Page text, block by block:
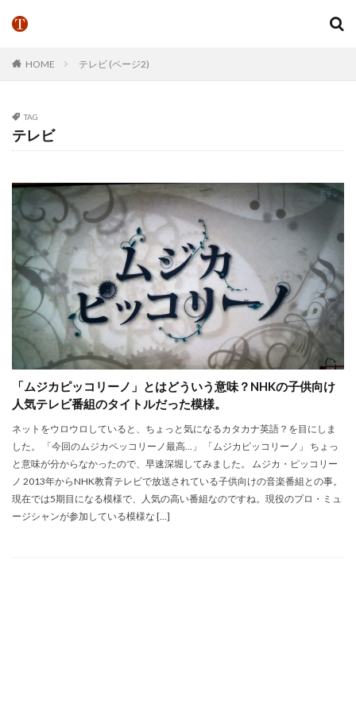
HOME テレビ (ページ2)
TAG
テレビ
「ムジカピッコリーノ」とはどういう意味？NHKの子供向け
人気テレビ番組のタイトルだった模様。
ネットをウロウロしていると、ちょっと気になるカタカナ英語？を目にしま
した。 「今回のムジカペッコリーノ最高…」 「ムジカピッコリーノ」 ちょっ
と意味が分からなかったので、早速深堀してみました。 ムジカ・ピッコリー
ノ 2013年からNHK教育テレビで放送されている子供向けの音楽番組との事。
現在では5期目になる模様で、人気の高い番組なのですね。現役のプロ・ミュ
ージシャンが参加している模様な […]